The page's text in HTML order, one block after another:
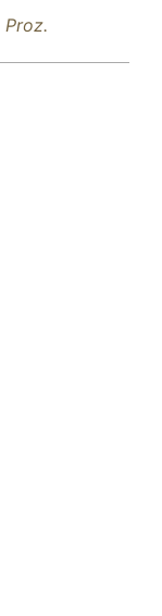
Proz.